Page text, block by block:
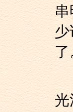
串
了
光